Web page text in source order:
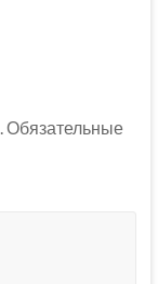
Обязательные